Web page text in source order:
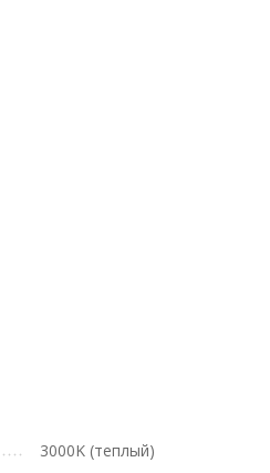
3000K (теплый)